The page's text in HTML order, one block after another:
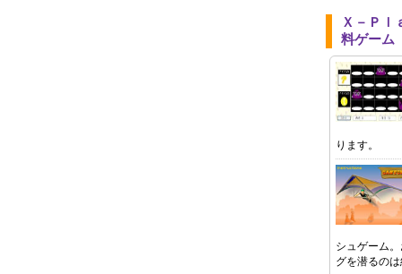
Ｘ－Ｐｌ
料ゲーム
ります。
シュゲーム
グを潜るの